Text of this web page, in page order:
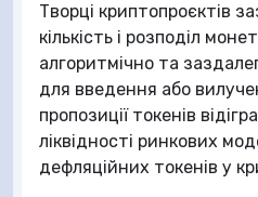
Творці криптопроєктів
кількість і розподіл
алгоритмічно та
для введення або
пропозиції токенів
ліквідності ринкових
дефляційних токенів у